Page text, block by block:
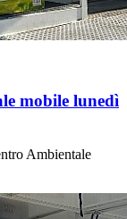
mobile lunedì
Ambientale